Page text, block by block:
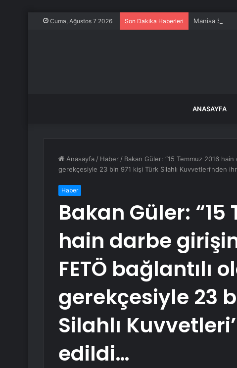
Cuma, Ağustos 7 2026 Son Dakika Haberleri Manisa
ANASAYFA
Anasayfa / Haber / Bakan Güler: “15 Temmuz 2016
gerekçesiyle 23 bin 971 kişi Türk Silahlı Kuvvetleri’nden
Haber
Bakan Güler: “15
hain darbe
FETÖ bağlantılı
gerekçesiyle 23
Silahlı
edildi…